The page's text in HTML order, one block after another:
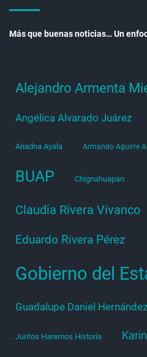
Más que buenas noticias… Un
Alejandro Armenta
Angélica Alvarado Juárez
Ariadna Ayala Armando Aguirre
BUAP Chignahuapan
Claudia Rivera Vivanco
Eduardo Rivera Pérez
Gobierno del
Guadalupe Daniel Hernández
Juntos Haremos Historia